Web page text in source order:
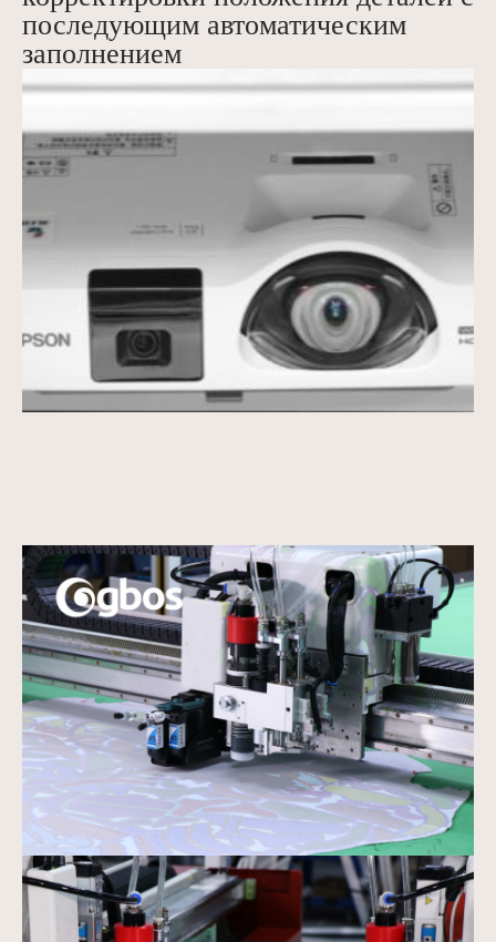
последующим автоматическим
заполнением